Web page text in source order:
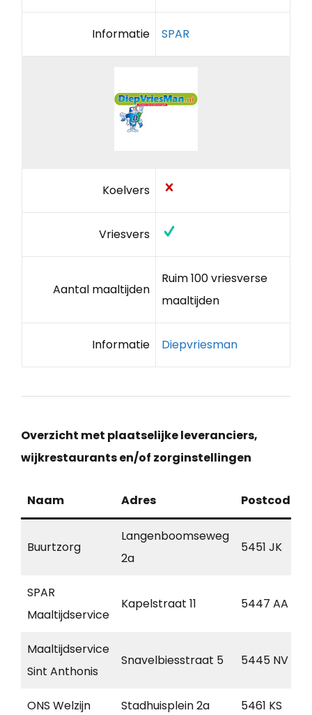
Informatie SPAR
Koelvers
Vriesvers
Aantal maaltijden
Ruim 100 vriesverse
maaltijden
Informatie Diepvriesman
Overzicht met plaatselijke leveranciers,
wijkrestaurants en/of zorginstellingen
Naam Adres Postcode
Buurtzorg
Langenboomseweg
2a
5451 JK
SPAR
Maaltijdservice
Kapelstraat 11 5447 AA
Maaltijdservice
Sint Anthonis
Snavelbiesstraat 5 5445 NV
ONS Welzijn Stadhuisplein 2a 5461 KS